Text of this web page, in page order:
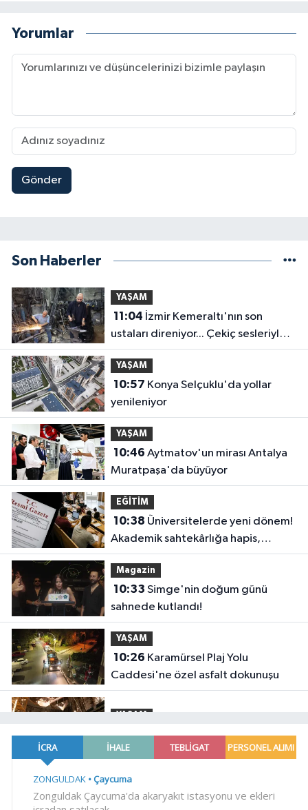
Yorumlar
Gönder
Son Haberler
YAŞAM
11:04
ustaları direniyor... Çekiç sesleriyle
yaşayan miras
YAŞAM
10:57
yenileniyor
YAŞAM
10:46
Muratpaşa'da büyüyor
EĞİTİM
10:38
Akademik sahtekârlığa hapis,
öğrencilere dönüş yolu
Magazin
10:33
sahnede kutlandı!
YAŞAM
10:26
Caddesi'ne özel asfalt dokunuşu
YAŞAM
10:20Buca Metrosu'nda dev adım
10:14 Gülben Ergen'den Yavru